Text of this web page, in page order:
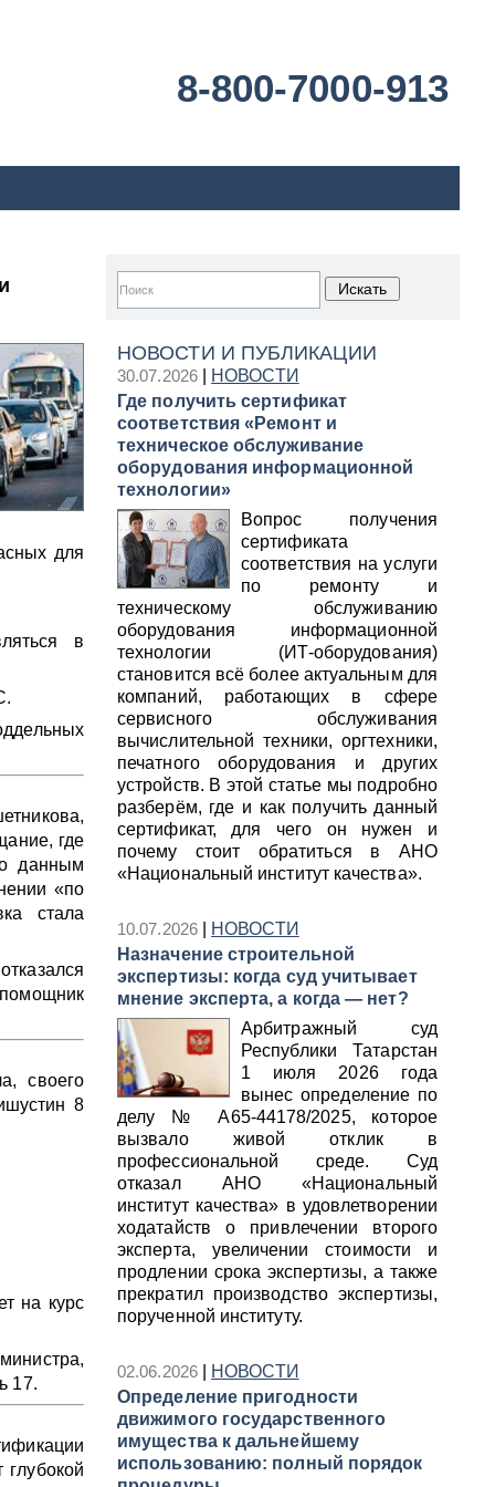
8-800-7000-913
НОВОСТИ И ПУБЛИКАЦИИ
30.07.2026|
НОВОСТИ
Где получить сертификат
соответствия «Ремонт и
техническое обслуживание
оборудования информационной
технологии»
Вопрос получения
сертификата
соответствия на услуги
по ремонту и
техническому обслуживанию
оборудования информационной
технологии (ИТ-оборудования)
становится всё более актуальным для
компаний, работающих в сфере
сервисного обслуживания
вычислительной техники, оргтехники,
печатного оборудования и других
устройств. В этой статье мы подробно
разберём, где и как получить данный
сертификат, для чего он нужен и
почему стоит обратиться в АНО
«Национальный институт качества».
10.07.2026|
НОВОСТИ
Назначение строительной
экспертизы: когда суд учитывает
мнение эксперта, а когда — нет?
Арбитражный суд
Республики Татарстан
1 июля 2026 года
вынес определение по
делу № А65‑44178/2025, которое
вызвало живой отклик в
профессиональной среде. Суд
отказал АНО «Национальный
институт качества» в удовлетворении
ходатайств о привлечении второго
эксперта, увеличении стоимости и
продлении срока экспертизы, а также
прекратил производство экспертизы,
порученной институту.
02.06.2026|
НОВОСТИ
Определение пригодности
движимого государственного
имущества к дальнейшему
использованию: полный порядок
для
в
где
данным
«по
стала
своего
8
на курс
17.